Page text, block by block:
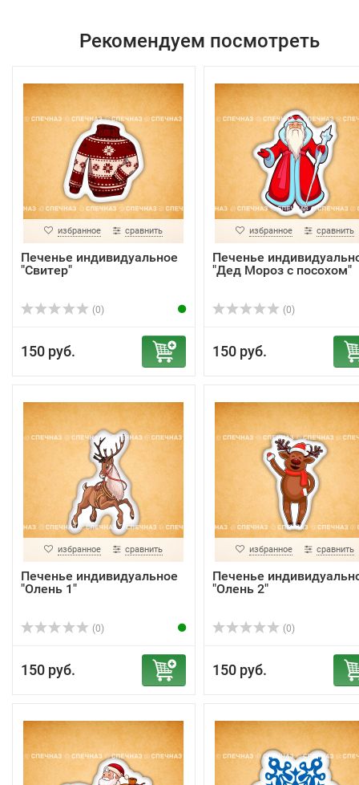
Рекомендуем посмотреть
избранное сравнить
Печенье индивидуальное
"Свитер"
(0)
150 руб.
избранное сравнить
Печенье
"Дед Мороз с посохом"
(0)
150 руб.
избранное сравнить
Печенье индивидуальное
"Олень 1"
(0)
150 руб.
избранное сравнить
Печенье
"Олень 2"
(0)
150 руб.